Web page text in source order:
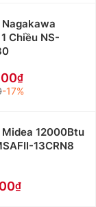
diện tích
hòa, máy lạnh
lạnh cũng
3m (rộng),
0,9 HP. Vì
Chiều NS-
-17%
12000Btu
13CRN8